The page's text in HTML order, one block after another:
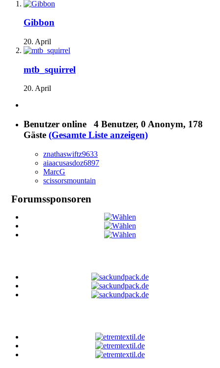
Gibbon
20. April
mtb_squirrel
20. April
Benutzer online 4 Benutzer, 0 Anonym, 178
Gäste (Gesamte Liste anzeigen)
znathaswiftz9633
aiaacusasdoz6897
MarcG
scissorsmountain
Forumssponsoren